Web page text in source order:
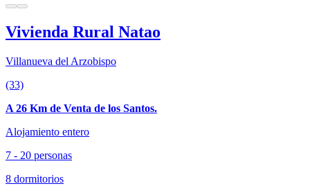
Vivienda Rural Natao
Villanueva del Arzobispo
(33)
A 26 Km de Venta de los Santos.
Alojamiento entero
7 - 20 personas
8 dormitorios